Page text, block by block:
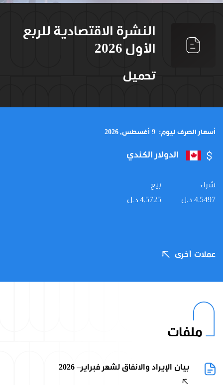
النشرة الاقتصادية للربع
الأول 2026
تحميل
أسعار الصرف ليوم: 9 أغسطس, 2026
الدولار الكندي
شراء
4.5497 د.ل
بيع
4.5725 د.ل
عملات أخرى
ملفات
بيان الإيراد والانفاق لشهر فبراير– 2026